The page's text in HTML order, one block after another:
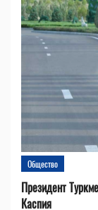
Общество
Президент
Каспия